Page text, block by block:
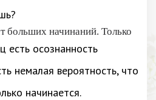
больших начинаний. Только
есть осознанность
немалая вероятность, что
начинается.